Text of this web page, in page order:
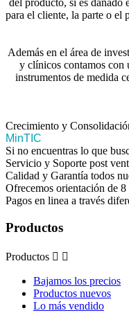
del producto, si es dañado
para el cliente, la parte o el
Además en el área de
y clínicos contamos con
instrumentos de medida
Crecimiento y
MinTIC
Si no encuentras lo que
Servicio y Soporte post
Calidad y Garantía todos
Ofrecemos orientación de
Pagos en linea a través
Productos
Productos  
Bajamos los precios
Productos nuevos
Lo más vendido